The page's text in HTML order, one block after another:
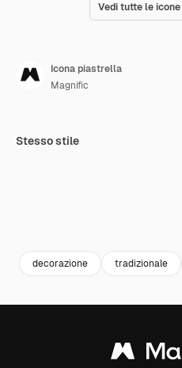
Vedi tutte le icone
Icona piastrella
Magnific
Stesso stile
decorazione tradizionale